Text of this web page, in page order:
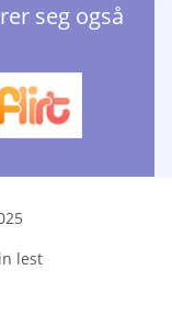
seg også
lest